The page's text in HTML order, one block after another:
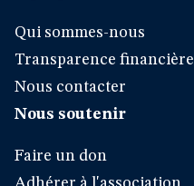
Qui sommes-nous
Transparence financière
Nous contacter
Nous soutenir
Faire un don